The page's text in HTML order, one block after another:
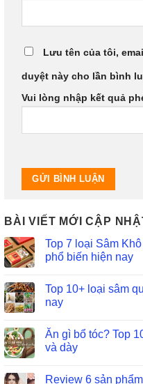
Lưu tên của tôi,
duyệt này cho lần bình
Vui lòng nhập kết quả
BÀI VIẾT MỚI CẬP
Top 7 loại Sâm
phổ biến hiện nay
Top 10+ loại sâm
nay
Ăn gì bổ tóc? Top
và dày
Review 6 sản